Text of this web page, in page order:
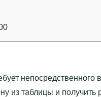
из таблицы и